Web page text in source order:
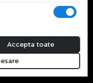
Accepta toate